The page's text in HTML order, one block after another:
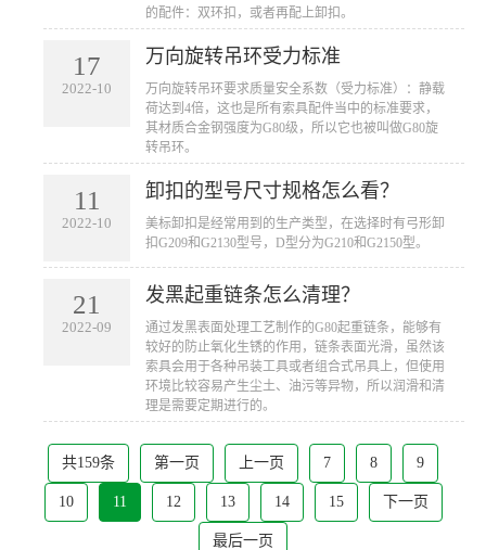
的配件：双环扣，或者再配上卸扣。
17
2022-10
万向旋转吊环受力标准
​万向旋转吊环要求质量安全系数（受力标准）：静载
荷达到4倍，这也是所有索具配件当中的标准要求，
其材质合金钢强度为G80级，所以它也被叫做G80旋
转吊环。
11
2022-10
卸扣的型号尺寸规格怎么看？
​美标卸扣是经常用到的生产类型，在选择时有弓形卸
扣G209​和G2130型号，D型分为G210和G2150型。
21
2022-09
发黑起重链条怎么清理？
​通过发黑表面处理工艺制作的G80起重链条​，能够有
较好的防止氧化生锈的作用，链条表面光滑，虽然该
索具会用于各种吊装工具或者组合式吊具上，但使用
环境比较容易产生尘土、油污等异物，所以润滑和清
理是需要定期进行的。
共159条 第一页 上一页 7 8 9
10 11 12 13 14 15 下一页
最后一页